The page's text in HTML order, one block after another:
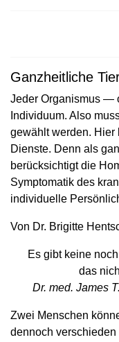
Ganzheitliche
Jeder Organismus —
Individuum. Also
gewählt werden.
Dienste. Denn als
berücksichtigt die
Symptomatik des
individuelle
Von Dr. Brigitte
Es gibt keine
das
Dr. med. James
Zwei Menschen
dennoch